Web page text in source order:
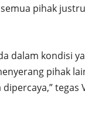
pihak
dalam kondisi
pihak
tegas